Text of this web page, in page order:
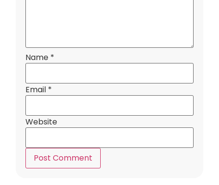
Name *
Email *
Website